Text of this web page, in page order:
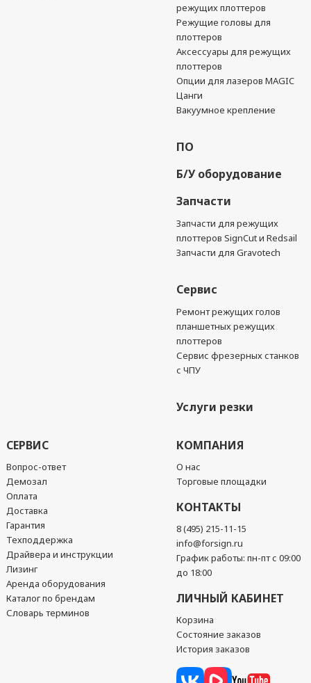
режущих плоттеров
Режущие головы для
плоттеров
Аксессуары для режущих
плоттеров
Опции для лазеров MAGIC
Цанги
Вакуумное крепление
ПО
Б/У оборудование
Запчасти
Запчасти для режущих
плоттеров SignCut и Redsail
Запчасти для Gravotech
Сервис
Ремонт режущих голов
планшетных режущих
плоттеров
Сервис фрезерных станков
с ЧПУ
Услуги резки
СЕРВИС
Вопрос-ответ
Демозал
Оплата
Доставка
Гарантия
Техподдержка
Драйвера и инструкции
Лизинг
Аренда оборудования
Каталог по брендам
Словарь терминов
КОМПАНИЯ
О нас
Торговые площадки
КОНТАКТЫ
8 (495) 215-11-15
info@forsign.ru
График работы: пн-пт с 09:00
до 18:00
ЛИЧНЫЙ КАБИНЕТ
Корзина
Состояние заказов
История заказов